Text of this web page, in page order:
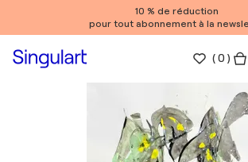
10 % de réduction
pour tout abonnement à la
(0 )